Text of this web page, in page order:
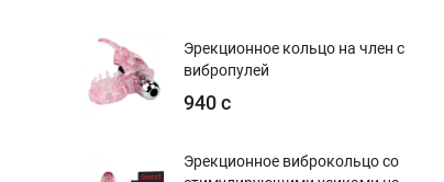
Эрекционное кольцо на член с
вибропулей
940 с
Эрекционное виброкольцо со